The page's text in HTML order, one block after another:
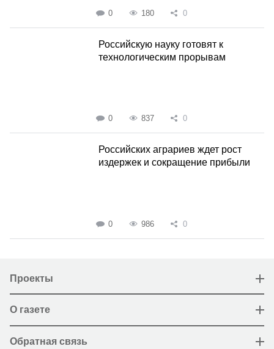
0 180 0
Российскую науку готовят к
технологическим прорывам
0 837 0
Российских аграриев ждет рост
издержек и сокращение прибыли
0 986 0
Проекты
О газете
Обратная связь